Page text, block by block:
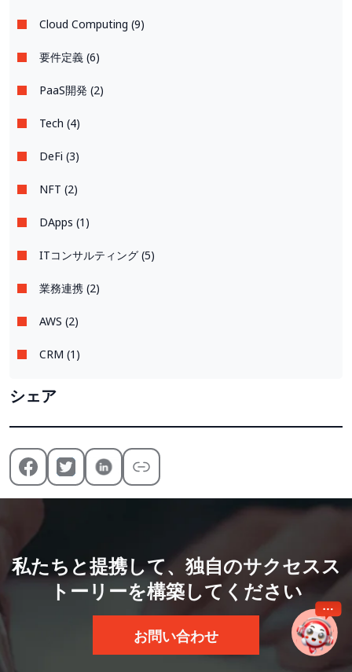
Cloud Computing (9)
要件定義 (6)
PaaS開発 (2)
Tech (4)
DeFi (3)
NFT (2)
DApps (1)
ITコンサルティング (5)
業務連携 (2)
AWS (2)
CRM (1)
シェア
私たちと提携して、独自のサクセスス
トーリーを構築してください
お問い合わせ